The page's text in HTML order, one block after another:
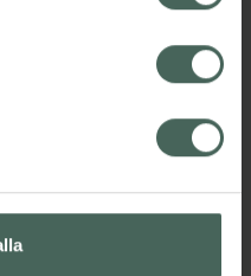
i mobilen och på
Välkommen att prata